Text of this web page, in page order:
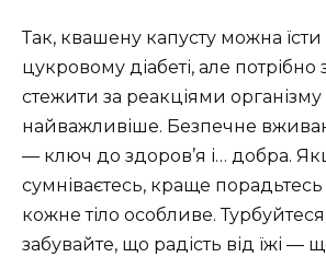
Так, квашену капусту можна
цукровому діабеті, але потрібно
стежити за реакціями
найважливіше. Безпечне
— ключ до здоров’я і… добра.
сумніваєтесь, краще
кожне тіло особливе.
забувайте, що радість від їжі —